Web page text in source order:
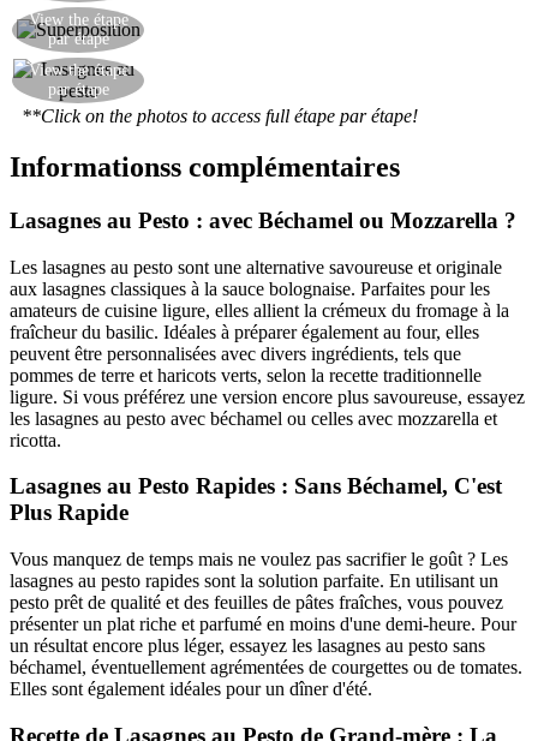
View the étape
par étape
View the étape
par étape
**Click on the photos to access full étape par étape!
Informationss complémentaires
Lasagnes au Pesto : avec Béchamel ou Mozzarella ?
Les lasagnes au pesto sont une alternative savoureuse et originale
aux lasagnes classiques à la sauce bolognaise. Parfaites pour les
amateurs de cuisine ligure, elles allient la crémeux du fromage à la
fraîcheur du basilic. Idéales à préparer également au four, elles
peuvent être personnalisées avec divers ingrédients, tels que
pommes de terre et haricots verts, selon la recette traditionnelle
ligure. Si vous préférez une version encore plus savoureuse, essayez
les lasagnes au pesto avec béchamel ou celles avec mozzarella et
ricotta.
Lasagnes au Pesto Rapides : Sans Béchamel, C'est
Plus Rapide
Vous manquez de temps mais ne voulez pas sacrifier le goût ? Les
lasagnes au pesto rapides sont la solution parfaite. En utilisant un
pesto prêt de qualité et des feuilles de pâtes fraîches, vous pouvez
présenter un plat riche et parfumé en moins d'une demi-heure. Pour
un résultat encore plus léger, essayez les lasagnes au pesto sans
béchamel, éventuellement agrémentées de courgettes ou de tomates.
Elles sont également idéales pour un dîner d'été.
Recette de Lasagnes au Pesto de Grand-mère : La